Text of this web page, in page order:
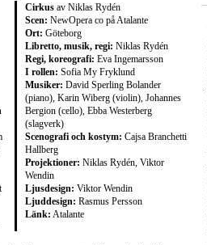
Cirkus av Niklas Rydén
Scen: NewOpera co på Atalante
Ort: Göteborg
Libretto, musik, regi: Niklas Rydén
Regi, koreografi: Eva Ingemarsson
I rollen: Sofia My Fryklund
Musiker: David Sperling Bolander
(piano), Karin Wiberg (violin), Johannes
Bergion (cello), Ebba Westerberg
(slagverk)
Scenografi och kostym: Cajsa Branchetti
Hallberg
Projektioner: Niklas Rydén, Viktor
Wendin
Ljusdesign: Viktor Wendin
Ljuddesign: Rasmus Persson
Länk: Atalante